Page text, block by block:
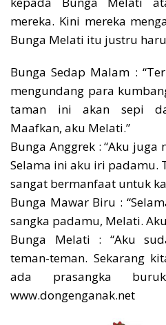
mereka. Kini mereka
Bunga Melati itu justru
Bunga Sedap Malam :
mengundang para
taman ini akan sepi
Maafkan, aku Melati.”
Bunga Anggrek : “Aku
Selama ini aku iri padamu.
sangat bermanfaat untuk
Bunga Mawar Biru :
sangka padamu, Melati.
Bunga Melati : “Aku
teman-teman. Sekarang
ada prasangka
www.dongenganak.net